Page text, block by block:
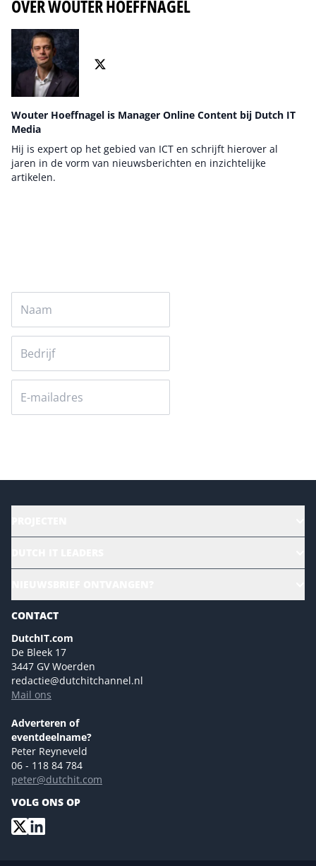
OVER WOUTER HOEFFNAGEL
Wouter Hoeffnagel is Manager Online Content bij Dutch IT
Media
Hij is expert op het gebied van ICT en schrijft hierover al
jaren in de vorm van nieuwsberichten en inzichtelijke
artikelen.
Sustainability | Green IT
Marketing- en contentmogelijkheden 2026
Events- en sponsormogelijkheden 2026
Ons team
Colofon
Tip de redactie
Versturen
CONTACT
DutchIT.com
De Bleek 17
3447 GV Woerden
redactie@dutchitchannel.nl
Mail ons
Adverteren of
eventdeelname?
Peter Reyneveld
06 - 118 84 784
peter@dutchit.com
VOLG ONS OP